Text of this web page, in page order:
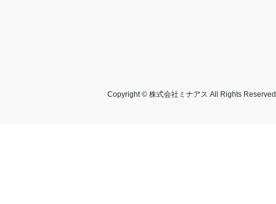
Copyright © 株式会社ミナアス All Rights Reserved.